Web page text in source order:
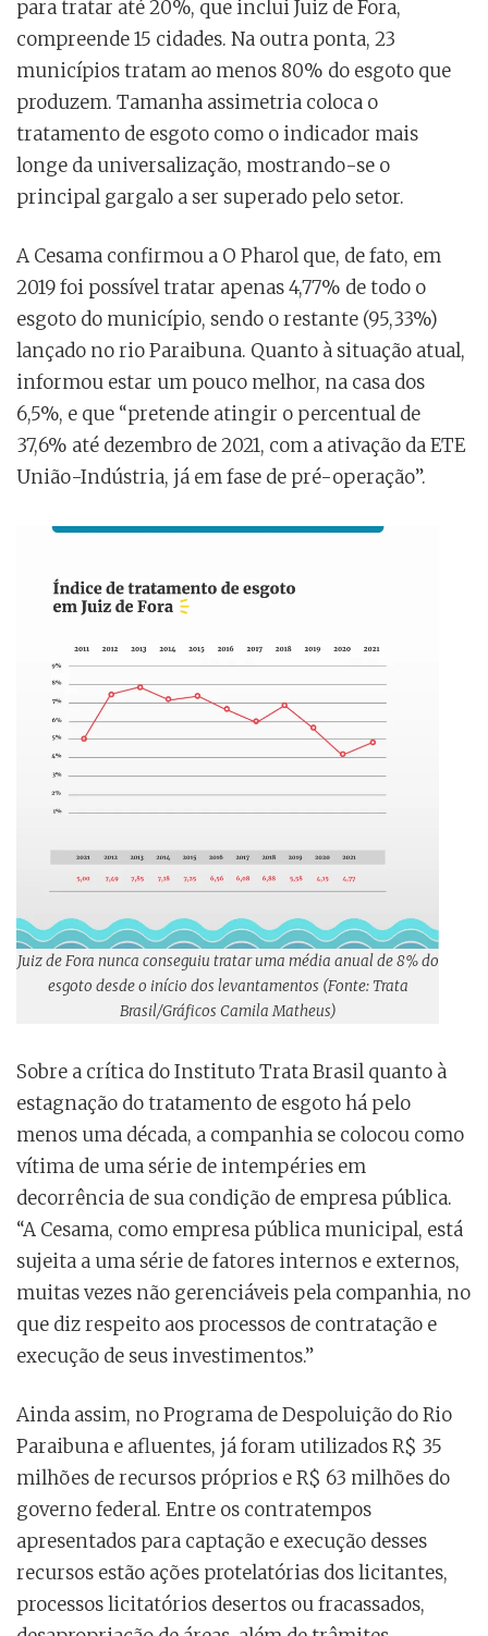
para tratar até 20%, que inclui Juiz de Fora,
compreende 15 cidades. Na outra ponta, 23
municípios tratam ao menos 80% do esgoto que
produzem. Tamanha assimetria coloca o
tratamento de esgoto como o indicador mais
longe da universalização, mostrando-se o
principal gargalo a ser superado pelo setor.
A Cesama confirmou a O Pharol que, de fato, em
2019 foi possível tratar apenas 4,77% de todo o
esgoto do município, sendo o restante (95,33%)
lançado no rio Paraibuna. Quanto à situação atual,
informou estar um pouco melhor, na casa dos
6,5%, e que “pretende atingir o percentual de
37,6% até dezembro de 2021, com a ativação da ETE
União-Indústria, já em fase de pré-operação”.
Juiz de Fora nunca conseguiu tratar uma média anual de 8% do
esgoto desde o início dos levantamentos (Fonte: Trata
Brasil/Gráficos Camila Matheus)
Sobre a crítica do Instituto Trata Brasil quanto à
estagnação do tratamento de esgoto há pelo
menos uma década, a companhia se colocou como
vítima de uma série de intempéries em
decorrência de sua condição de empresa pública.
“A Cesama, como empresa pública municipal, está
sujeita a uma série de fatores internos e externos,
muitas vezes não gerenciáveis pela companhia, no
que diz respeito aos processos de contratação e
execução de seus investimentos.”
Ainda assim, no Programa de Despoluição do Rio
Paraibuna e afluentes, já foram utilizados R$ 35
milhões de recursos próprios e R$ 63 milhões do
governo federal. Entre os contratempos
apresentados para captação e execução desses
recursos estão ações protelatórias dos licitantes,
processos licitatórios desertos ou fracassados,